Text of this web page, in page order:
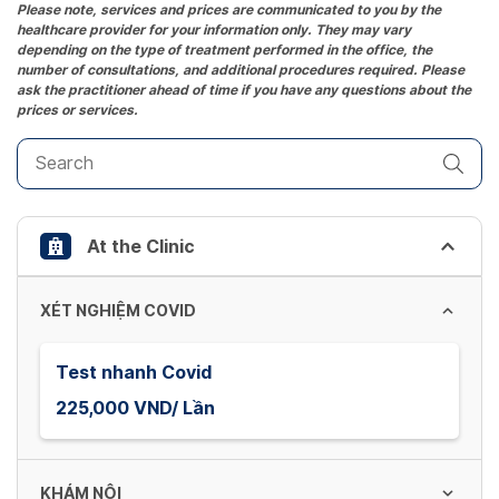
the
question
mark
key
to
get
the
keyboard
shortcuts
for
changing
dates.
Please note, services and prices are communicated to you by the
healthcare provider for your information only. They may vary
depending on the type of treatment performed in the office, the
number of consultations, and additional procedures required. Please
ask the practitioner ahead of time if you have any questions about the
prices or services.
At the Clinic
XÉT NGHIỆM COVID
Test nhanh Covid
225,000 VND/ Lần
KHÁM NỘI